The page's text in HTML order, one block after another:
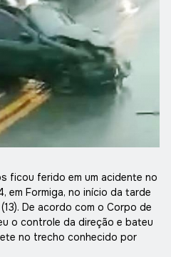
ficou ferido em um acidente no
em Formiga, no início da tarde
De acordo com o Corpo de
o controle da direção e bateu
no trecho conhecido por